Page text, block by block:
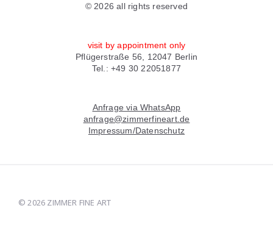
© 2026 all rights reserved
visit by appointment only
Pflügerstraße 56, 12047 Berlin
Tel.: +49 30 22051877
Anfrage via WhatsApp
anfrage@zimmerfineart.de
Impressum/Datenschutz
© 2026 ZIMMER FINE ART